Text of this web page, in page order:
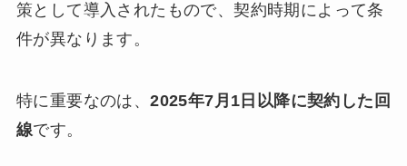
策として導入されたもので、契約時期によって条
件が異なります。
特に重要なのは、2025年7月1日以降に契約した回
線です。